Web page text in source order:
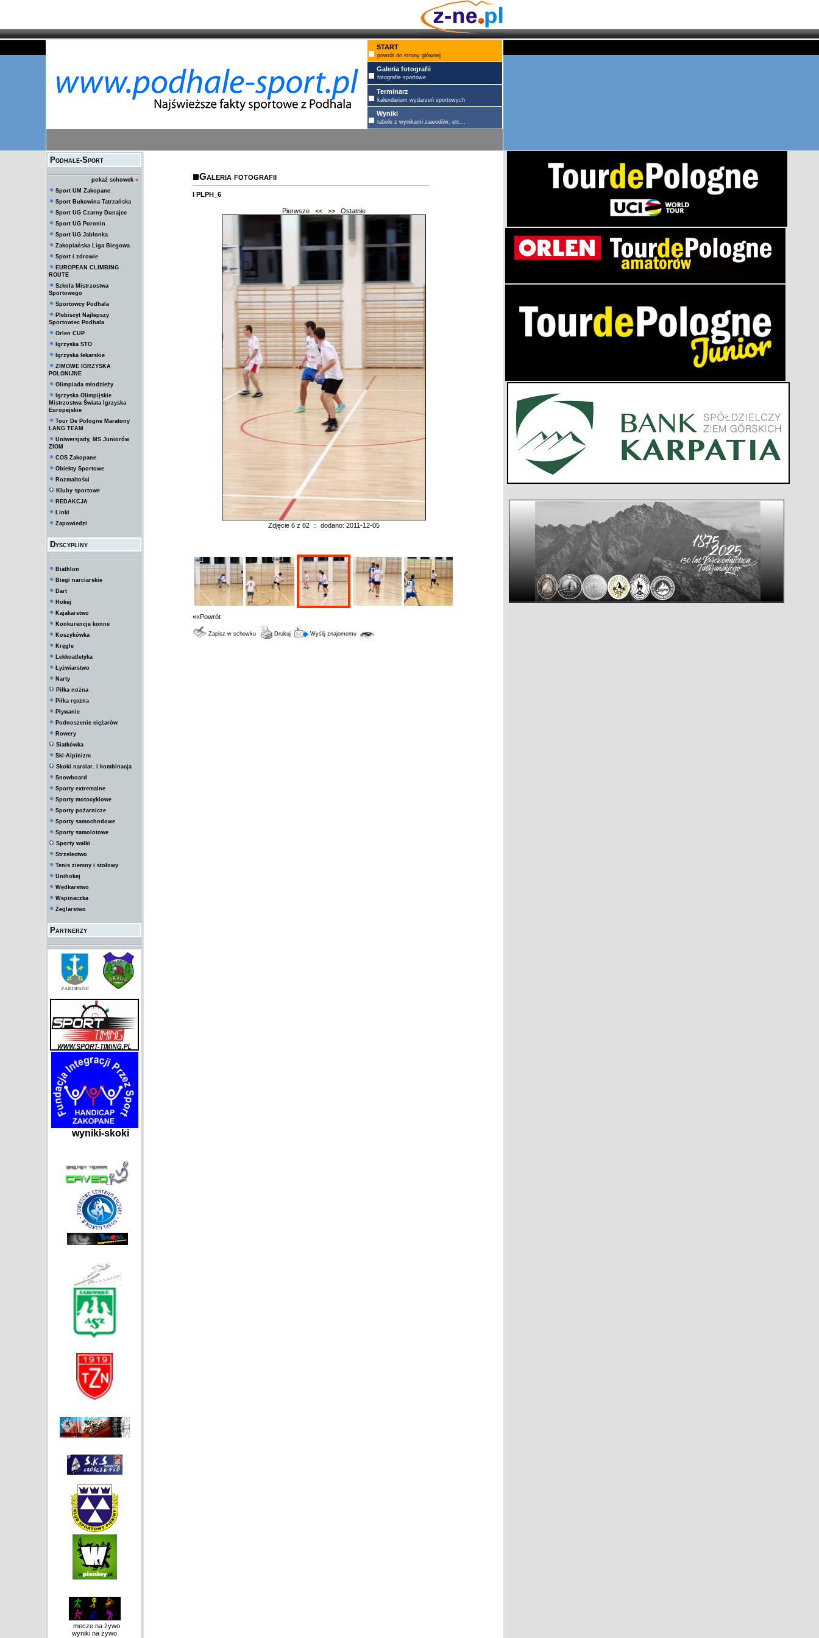
START
powrót do strony głównej
Galeria fotografii
fotografie sportowe
Terminarz
kalendarium wydarzeń sportowych
Wyniki
tabele z wynikami zawodów, etc...
Podhale-Sport
pokaż schowek »
Sport UM Zakopane
Sport Bukowina Tatrzańska
Sport UG Czarny Dunajec
Sport UG Poronin
Sport UG Jabłonka
Zakopiańska Liga Biegowa
Sport i zdrowie
EUROPEAN CLIMBING
ROUTE
Szkoła Mistrzostwa
Sportowego
Sportowcy Podhala
Plebiscyt Najlepszy
Sportowiec Podhala
Orlen CUP
Igrzyska STO
Igrzyska lekarskie
ZIMOWE IGRZYSKA
POLONIJNE
Olimpiada młodzieży
Igrzyska Olimpijskie
Mistrzostwa Świata Igrzyska
Europejskie
Tour De Pologne Maratony
LANG TEAM
Uniwersjady, MS Juniorów
ZIOM
COS Zakopane
Obiekty Sportowe
Rozmaitości
Kluby sportowe
REDAKCJA
Linki
Zapowiedzi
Dyscypliny
Biathlon
Biegi narciarskie
Dart
Hokej
Kajakarstwo
Konkurencje konne
Koszykówka
Kręgle
Lekkoatletyka
Łyżwiarstwo
Narty
Piłka nożna
Piłka ręczna
Pływanie
Podnoszenie ciężarów
Rowery
Siatkówka
Ski-Alpinizm
Skoki narciar. i kombinacja
Snowboard
Sporty extremalne
Sporty motocyklowe
Sporty pożarnicze
Sporty samochodowe
Sporty samolotowe
Sporty walki
Strzelectwo
Tenis ziemny i stołowy
Unihokej
Wędkarstwo
Wspinaczka
Żeglarstwo
Partnerzy
wyniki-skoki
mecze na żywo
wyniki na żywo
Galeria fotografii
I PLPH_6
Pierwsze << >> Ostatnie
Zdjęcie 6 z 82 :: dodano: 2011-12-05
««Powrót
Zapisz w schowku Drukuj Wyślij znajomemu